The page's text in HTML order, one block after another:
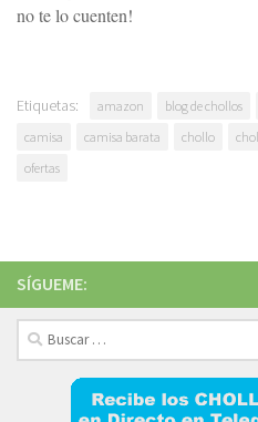
no te lo cuenten!
Etiquetas: amazon blog de chollos
camisa
camisa barata chollo
ofertas
SÍGUEME:
Buscar: